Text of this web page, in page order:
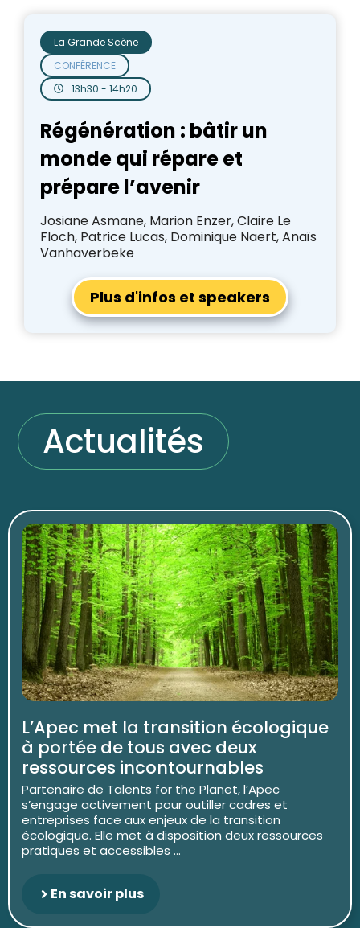
13h30 - 14h20
CONFÉRENCE
La Grande Scène
Régénération : bâtir un
monde qui répare et
prépare l’avenir
Josiane Asmane, Marion Enzer, Claire Le
Floch, Patrice Lucas, Dominique Naert, Anaïs
Vanhaverbeke
Plus d'infos et speakers
Actualités
L’Apec met la transition écologique
à portée de tous avec deux
ressources incontournables
Partenaire de Talents for the Planet, l’Apec
s’engage activement pour outiller cadres et
entreprises face aux enjeux de la transition
écologique. Elle met à disposition deux ressources
pratiques et accessibles ...
En savoir plus